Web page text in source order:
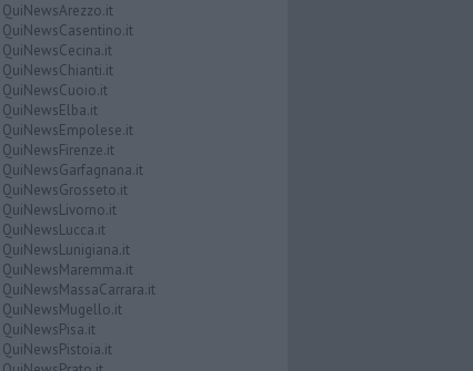
QuiNewsArezzo.it
QuiNewsCasentino.it
QuiNewsCecina.it
QuiNewsChianti.it
QuiNewsCuoio.it
QuiNewsElba.it
QuiNewsEmpolese.it
QuiNewsFirenze.it
QuiNewsGarfagnana.it
QuiNewsGrosseto.it
QuiNewsLivorno.it
QuiNewsLucca.it
QuiNewsLunigiana.it
QuiNewsMaremma.it
QuiNewsMassaCarrara.it
QuiNewsMugello.it
QuiNewsPisa.it
QuiNewsPistoia.it